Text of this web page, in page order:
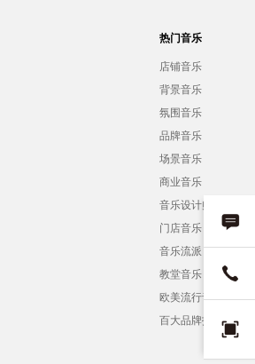
热门音乐
店铺音乐
背景音乐
氛围音乐
品牌音乐
场景音乐
商业音乐
音乐设计师
门店音乐
音乐流派
教堂音乐
欧美流行音乐
百大品牌招募